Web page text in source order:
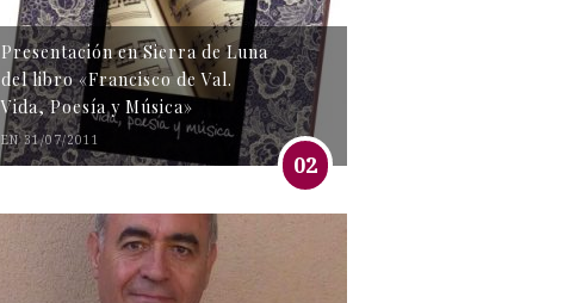
Presentación en Sierra de Luna
del libro «Francisco de Val.
Vida, Poesía y Música»
EN 31/07/2011
02